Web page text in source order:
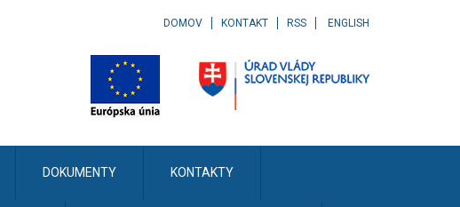
DOMOV KONTAKT RSS ENGLISH
DOKUMENTY KONTAKTY